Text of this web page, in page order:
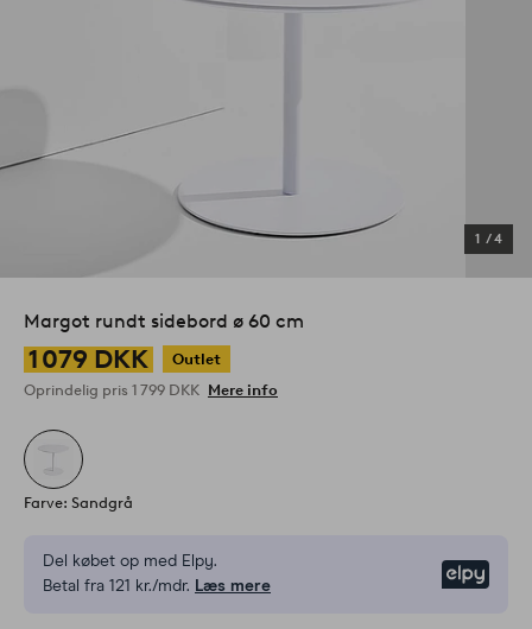
1 /4
Margot rundt sidebord ø 60 cm
1 079 DKK
Outlet
Oprindelig pris 1 799 DKK Mere info
Farve: Sandgrå
Del købet op med Elpy.
Betal fra 121 kr./mdr. Læs mere